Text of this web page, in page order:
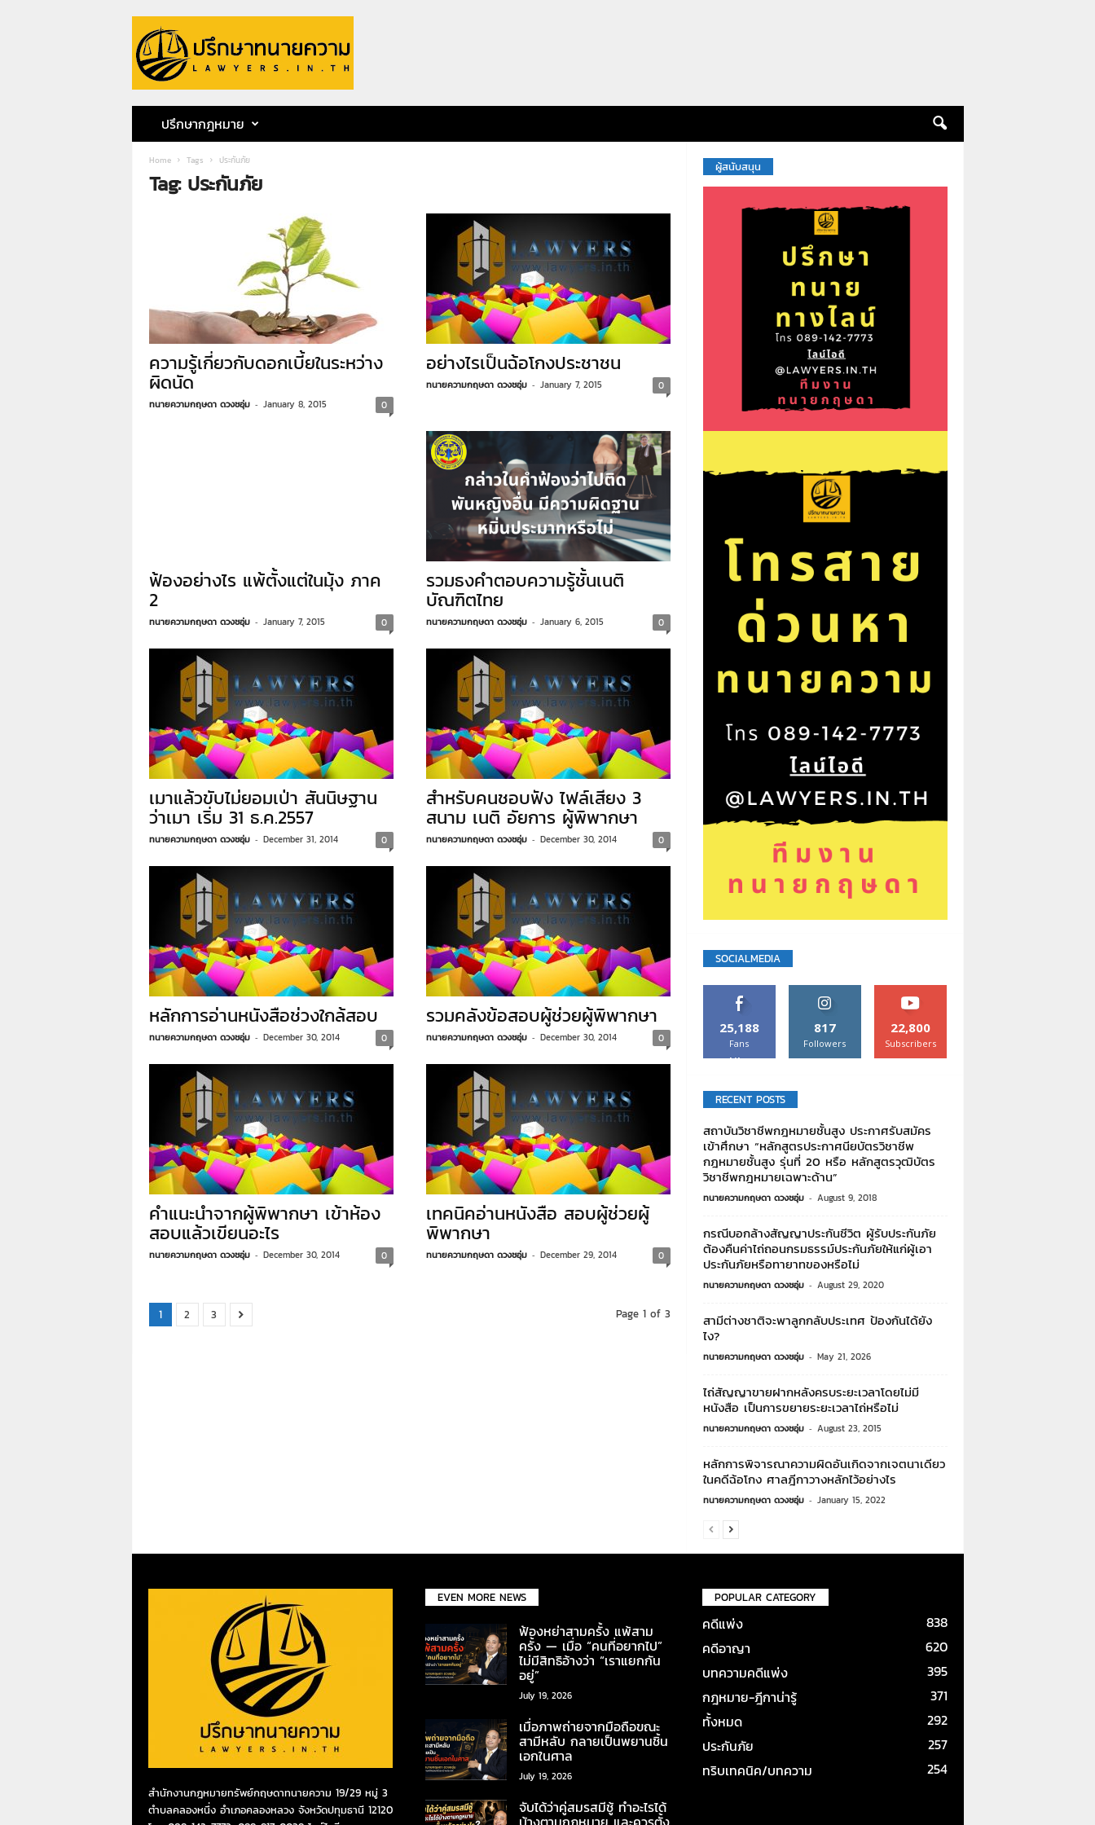
ป
ก
ษ
ปรึกษากฎหมาย
Home Tags ประกันภัย
Tag: ประกันภัย
ความรู้เกี่ยวกับดอกเบี้ยในระหว่าง
ผิดนัด
ทนายความกฤษดา ดวงชอุ่ม - January 8, 2015 0
อย่างไรเป็นฉ้อโกงประชาชน
ทนายความกฤษดา ดวงชอุ่ม - January 7, 2015 0
ฟ้องอย่างไร แพ้ตั้งแต่ในมุ้ง ภาค
2
ทนายความกฤษดา ดวงชอุ่ม - January 7, 2015 0
รวมธงคำตอบความรู้ชั้นเนติ
บัณฑิตไทย
ทนายความกฤษดา ดวงชอุ่ม - January 6, 2015 0
เมาแล้วขับไม่ยอมเป่า สันนิษฐาน
ว่าเมา เริ่ม 31 ธ.ค.2557
ทนายความกฤษดา ดวงชอุ่ม - December 31, 2014 0
สำหรับคนชอบฟัง ไฟล์เสียง 3
สนาม เนติ อัยการ ผู้พิพากษา
ทนายความกฤษดา ดวงชอุ่ม - December 30, 2014 0
หลักการอ่านหนังสือช่วงใกล้สอบ
ทนายความกฤษดา ดวงชอุ่ม - December 30, 2014 0
รวมคลังข้อสอบผู้ช่วยผู้พิพากษา
ทนายความกฤษดา ดวงชอุ่ม - December 30, 2014 0
คำแนะนำจากผู้พิพากษา เข้าห้อง
สอบแล้วเขียนอะไร
ทนายความกฤษดา ดวงชอุ่ม - December 30, 2014 0
เทคนิคอ่านหนังสือ สอบผู้ช่วยผู้
พิพากษา
ทนายความกฤษดา ดวงชอุ่ม - December 29, 2014 0
1 2 3 Page 1 of 3
ผู้สนับสนุน
SOCIALMEDIA
25,188
Fans
Like
817
Followers
22,800
Subscribers
RECENT POSTS
สถาบันวิชาชีพกฎหมายชั้นสูง ประกาศรับสมัคร
เข้าศึกษา “หลักสูตรประกาศนียบัตรวิชาชีพ
กฎหมายชั้นสูง รุ่นที่ 20 หรือ หลักสูตรวุฒิบัตร
วิชาชีพกฎหมายเฉพาะด้าน”
ทนายความกฤษดา ดวงชอุ่ม - August 9, 2018
กรณีบอกล้างสัญญาประกันชีวิต ผู้รับประกันภัย
ต้องคืนค่าไถ่ถอนกรมธรรม์ประกันภัยให้แก่ผู้เอา
ประกันภัยหรือทายาทของหรือไม่
ทนายความกฤษดา ดวงชอุ่ม - August 29, 2020
สามีต่างชาติจะพาลูกกลับประเทศ ป้องกันได้ยัง
ไง?
ทนายความกฤษดา ดวงชอุ่ม - May 21, 2026
ไถ่สัญญาขายฝากหลังครบระยะเวลาโดยไม่มี
หนังสือ เป็นการขยายระยะเวลาไถ่หรือไม่
ทนายความกฤษดา ดวงชอุ่ม - August 23, 2015
หลักการพิจารณาความผิดอันเกิดจากเจตนาเดียว
ในคดีฉ้อโกง ศาลฎีกาวางหลักไว้อย่างไร
ทนายความกฤษดา ดวงชอุ่ม - January 15, 2022
สำนักงานกฎหมายทรัพย์กฤษดาทนายความ 19/29 หมู่ 3
ตำบลคลองหนึ่ง อำเภอคลองหลวง จังหวัดปทุมธานี 12120
EVEN MORE NEWS
ฟ้องหย่าสามครั้ง แพ้สาม
ครั้ง — เมื่อ “คนที่อยากไป”
ไม่มีสิทธิอ้างว่า “เราแยกกัน
อยู่”
July 19, 2026
เมื่อภาพถ่ายจากมือถือขณะ
สามีหลับ กลายเป็นพยานชิ้น
เอกในศาล
July 19, 2026
จับได้ว่าคู่สมรสมีชู้ ทำอะไรได้
POPULAR CATEGORY
คดีแพ่ง
838
คดีอาญา
620
บทความคดีแพ่ง
395
กฎหมาย-ฎีกาน่ารู้
371
ทั้งหมด
292
ประกันภัย
257
ทริบเทคนิค/บทความ
254